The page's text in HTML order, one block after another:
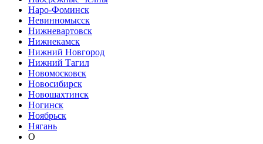
Наро-Фоминск
Невинномысск
Нижневартовск
Нижнекамск
Нижний Новгород
Нижний Тагил
Новомосковск
Новосибирск
Новошахтинск
Ногинск
Ноябрьск
Нягань
О